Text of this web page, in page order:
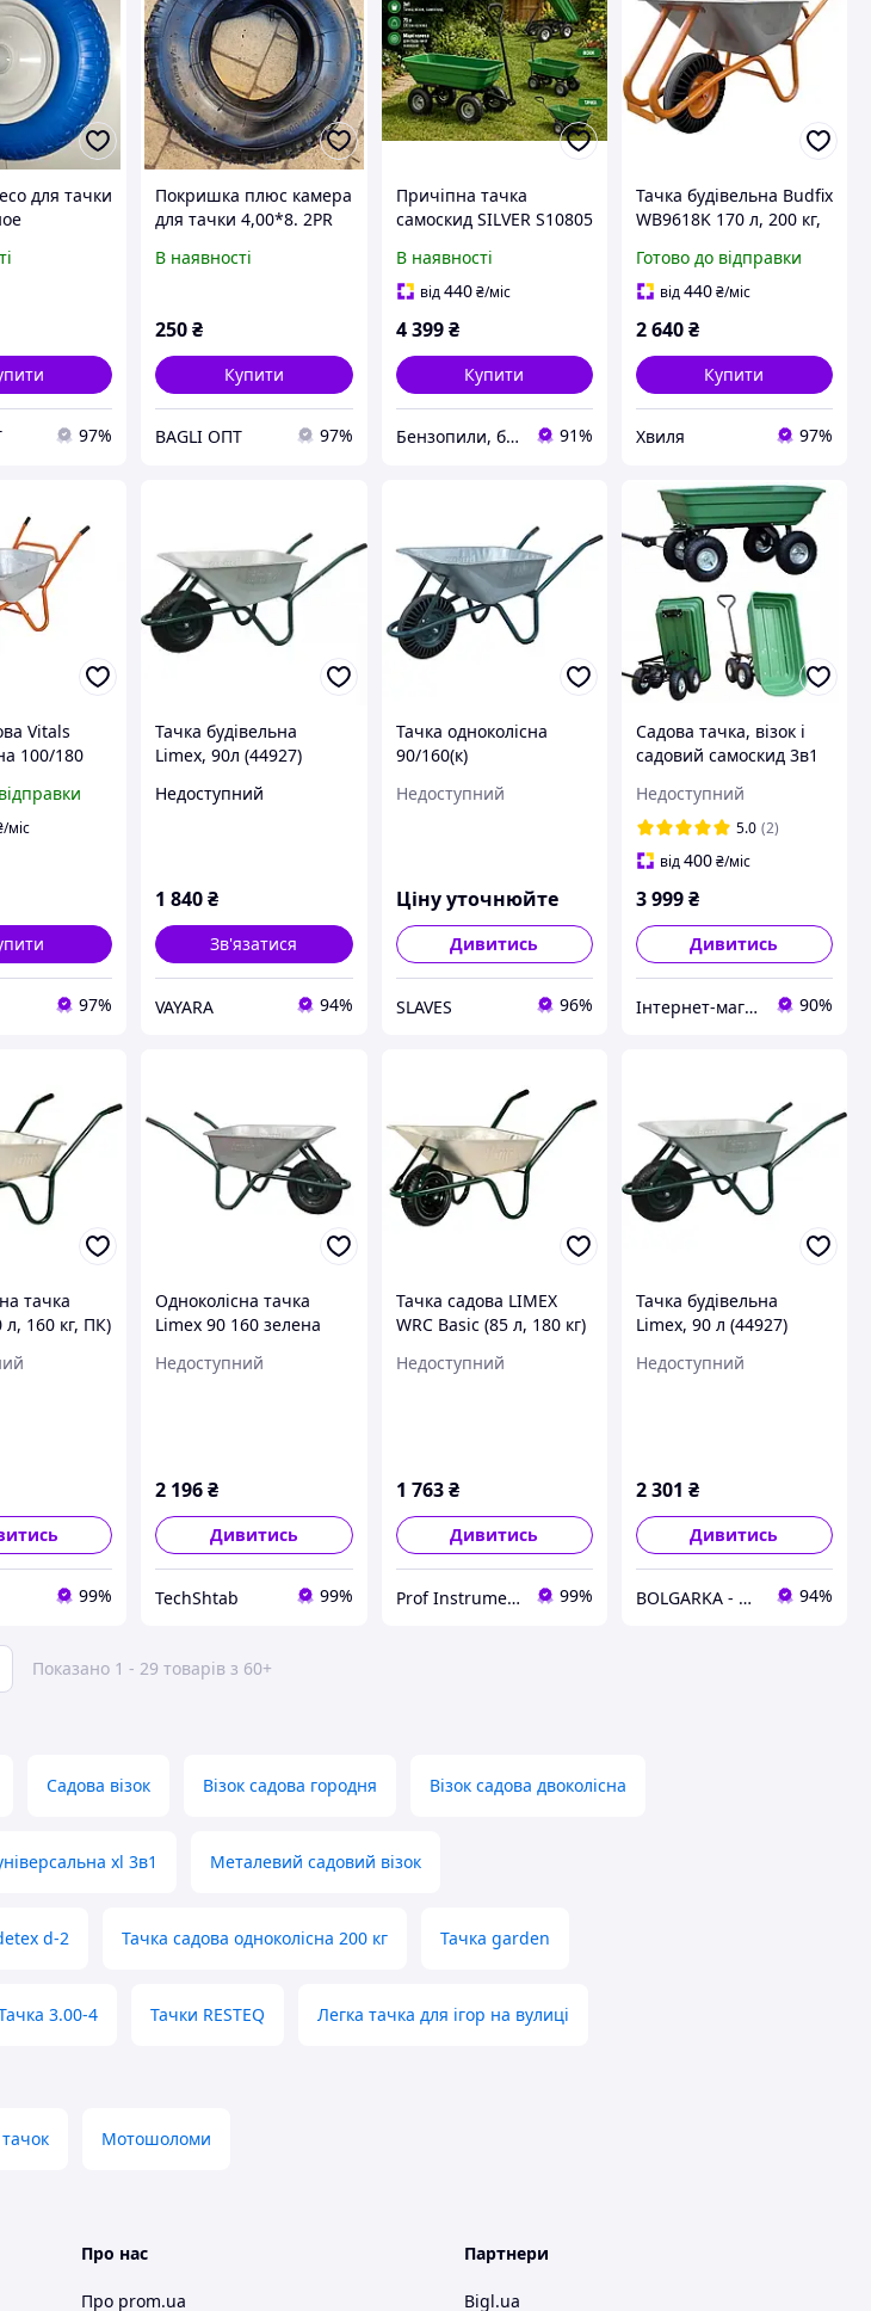
для тачки
97%
Покришка плюс камера
для тачки 4,00*8. 2PR
В наявності
250₴
Купити
BAGLI ОПТ 97%
Причіпна тачка
самоскид SILVER S10805
В наявності
від440 ₴/міс
4 399 ₴
Купити
Бензопили, бензокоси, перфоратори, дрилі, лобзики, фени промислові 91%
Тачка будівельна Budfix
WB9618K 170 л, 200 кг,
Готово до відправки
від440₴/міс
2 640₴
Купити
Хвиля 97%
Vitals
100/180
/міс
97%
Тачка будівельна
Limex, 90л (44927)
Недоступний
1 840₴
Зв'язатися
VAYARA 94%
Тачка одноколісна
90/160(к)
Недоступний
Ціну уточнюйте
Дивитись
SLAVES 96%
Садова тачка, візок і
садовий самоскид 3в1
300 кг
Недоступний
5.0 (2)
від400₴/міс
3 999₴
Дивитись
Інтернет-магазин Silvertool 90%
тачка
л, 160 кг, ПК)
99%
Одноколісна тачка
Limex 90 160 зелена
Недоступний
2 196₴
Дивитись
TechShtab 99%
Тачка садова LIMEX
WRC Basic (85 л, 180 кг)
Недоступний
1 763 ₴
Дивитись
Prof Instrument 99%
Тачка будівельна
Limex, 90 л (44927)
Недоступний
2 301 ₴
Дивитись
BOLGARKA - Не тільки інструмент 94%
Показано 1 - 29 товарів з 60+
Садова візок Візок садова городня Візок садова двоколісна
xl 3в1 Металевий садовий візок
d-2 Тачка садова одноколісна 200 кг Тачка garden
3.00-4 Тачки RESTEQ Легка тачка для ігор на вулиці
Мотошоломи
Про нас
Про prom.ua
Партнери
Bigl.ua